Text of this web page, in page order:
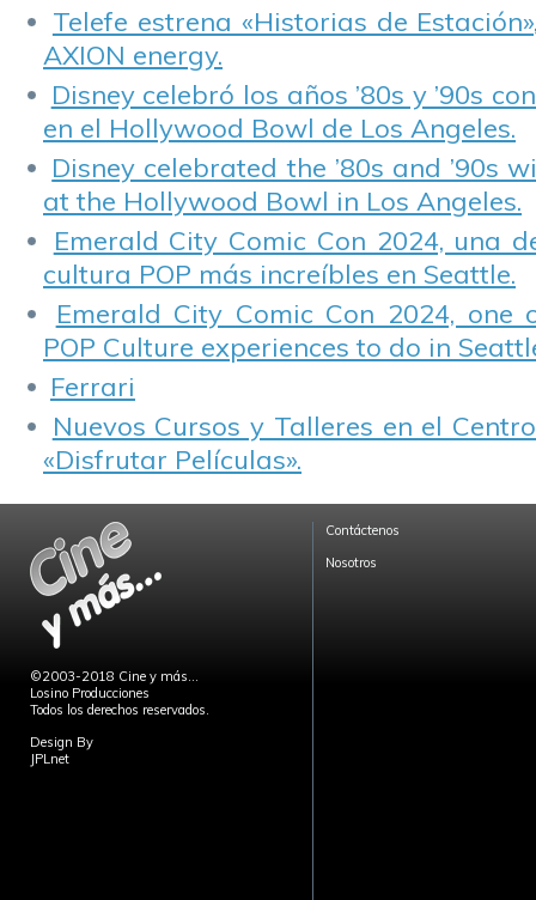
Telefe estrena «Historias de
AXION energy.
Disney celebró los años ’80s y ’90s
en el Hollywood Bowl de Los Angeles.
Disney celebrated the ’80s and ’90s
at the Hollywood Bowl in Los Angeles.
Emerald City Comic Con 2024, una
cultura POP más increíbles en Seattle.
Emerald City Comic Con 2024,
POP Culture experiences to do in
Ferrari
Nuevos Cursos y Talleres en el
«Disfrutar Películas».
©2003-2018 Cine y más...
Losino Producciones
Todos los derechos reservados.
Design By
JPLnet
Contáctenos
Nosotros